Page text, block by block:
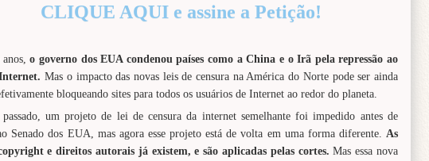
CLIQUE AQUI e assine a Petição!
o governo dos EUA condenou países como a China e o Irã pela repressão ao
Mas o impacto das novas leis de censura na América do Norte pode ser ainda
bloqueando sites para todos os usuários de Internet ao redor do planeta.
um projeto de lei de censura da internet semelhante foi impedido antes de
Senado dos EUA, mas agora esse projeto está de volta em uma forma diferente. As
e direitos autorais já existem, e são aplicadas pelas cortes. Mas essa nova